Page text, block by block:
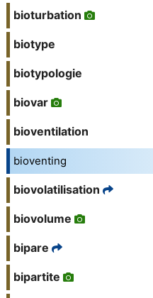
bioturbation
biotype
biotypologie
biovar
bioventilation
bioventing
biovolatilisation
biovolume
bipare
bipartite